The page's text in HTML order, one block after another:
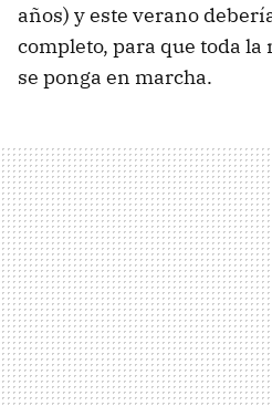
años) y este verano
completo, para que toda
se ponga en marcha.